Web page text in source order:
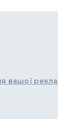
вашої